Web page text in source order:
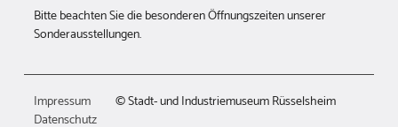
Bitte beachten Sie die besonderen Öffnungszeiten unserer
Sonderausstellungen.
Impressum
Datenschutz
© Stadt- und Industriemuseum Rüsselsheim